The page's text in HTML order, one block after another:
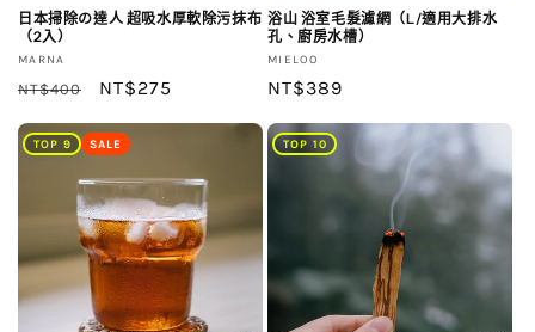
日本掃除の達人 超吸水厚軟除污抹布
（2入）
廠
商：
MARNA
定
NT$400
售
NT$275
浴山 浴室毛髮濾網（L/適用大排水
孔、廚房水槽）
廠
商：
MIELOO
定
NT$389
TOP 9 SALE TOP 10